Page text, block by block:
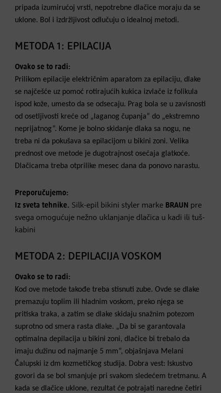
pripada izumirućoj vrsti, nepotrebne dlačice moraju da se
uklone. Bol i izdržljivost odlučuju o idealnoj metodi.
METODA 1: EPILACIJA
Ovako se to radi:
Prilikom epilacije električnim aparatom za epilaciju, dlake
se najčešće uz pomoć rotirajućih kukica izvlače iz folikula
ispod kože, umesto da se odsecaju. Prag bola se u zavisnosti
od osetljivosti kreće od „laganog čupanja” do „ekstremno
neprijatnog”. Kome je bolno skidanje dlaka sa nogu, ne
treba ni da pokušava sa epilacijom u bikini zoni. Velika
prednost ove metode je dugotrajnost osećaja glatkoće.
Dlačicama treba otprilike mesec dana da ponovo narastu.
Preporučujemo:
Iz sveta tehnike. Silk-epil bikini styler marke BRAUN pre
svega omogućuje nežno uklanjanje dlačica u kadi ili tuš-
kabini
METODA 2: DEPILACIJA VOSKOM
Ovako se to radi:
Kod ove metode takođe treba stisnuti zube. Ovde se dlake
premazuju toplim ili hladnim voskom, preko njega se
pritiska traka, a zatim se dlake skidaju snažnim potezom
suprotno od smera rasta dlake. „Da bi se garantovala
optimalna depilacija u bikini zoni, dlačice bi trebalo da
imaju dužinu od najmanje 5 mm”, objašnjava Melani
Čalupski iz dm kozmetičkog studija. Dobra vest: Iskustvo
govori da se bol smanjuje pri svakom sledećem tretmanu. A
kada se dlačice uklone, rezultat će potrajati naredne četiri